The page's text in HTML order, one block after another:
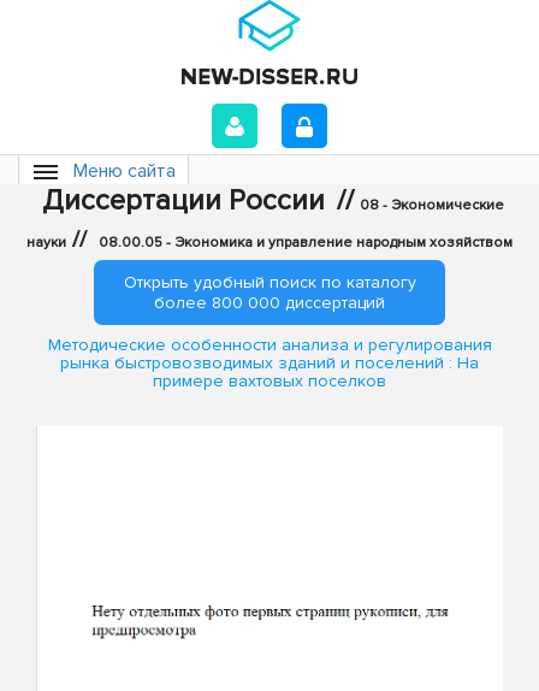
Меню сайта
Диссертации России // 08 - Экономические
науки // 08.00.05 - Экономика и управление народным хозяйством
Открыть удобный поиск по каталогу
более 800 000 диссертаций
Методические особенности анализа и регулирования
рынка быстровозводимых зданий и поселений : На
примере вахтовых поселков